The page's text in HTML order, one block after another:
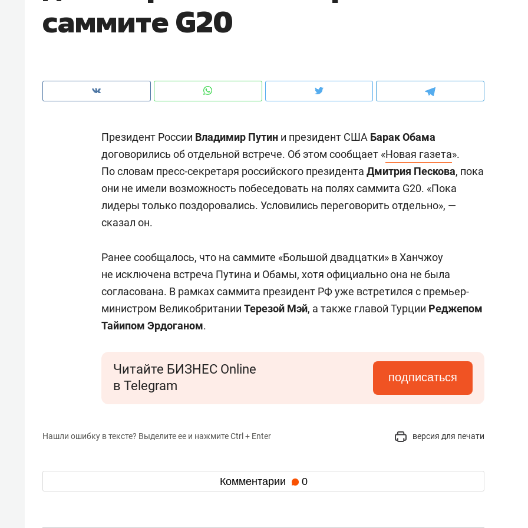
саммите G20
Президент России Владимир Путин и президент США Барак Обама
договорились об отдельной встрече. Об этом сообщает «Новая газета».
По словам пресс-секретаря российского президента Дмитрия Пескова, пока
они не имели возможность побеседовать на полях саммита G20. «Пока
лидеры только поздоровались. Условились переговорить отдельно», —
сказал он.
Ранее сообщалось, что на саммите «Большой двадцатки» в Ханчжоу
не исключена встреча Путина и Обамы, хотя официально она не была
согласована. В рамках саммита президент РФ уже встретился с премьер-
министром Великобритании Терезой Мэй, а также главой Турции Реджепом
Тайипом Эрдоганом.
Читайте БИЗНЕС Online
в Telegram
подписаться
Нашли ошибку в тексте? Выделите ее и нажмите Ctrl + Enter версия для печати
Комментарии 0
рынки, почему надо знать аксакалов и
чем интересен Оман?
стал Меккой для любителей
когда человек не считает
свою сверхнагрузку
с мебелью за 2
для меня это